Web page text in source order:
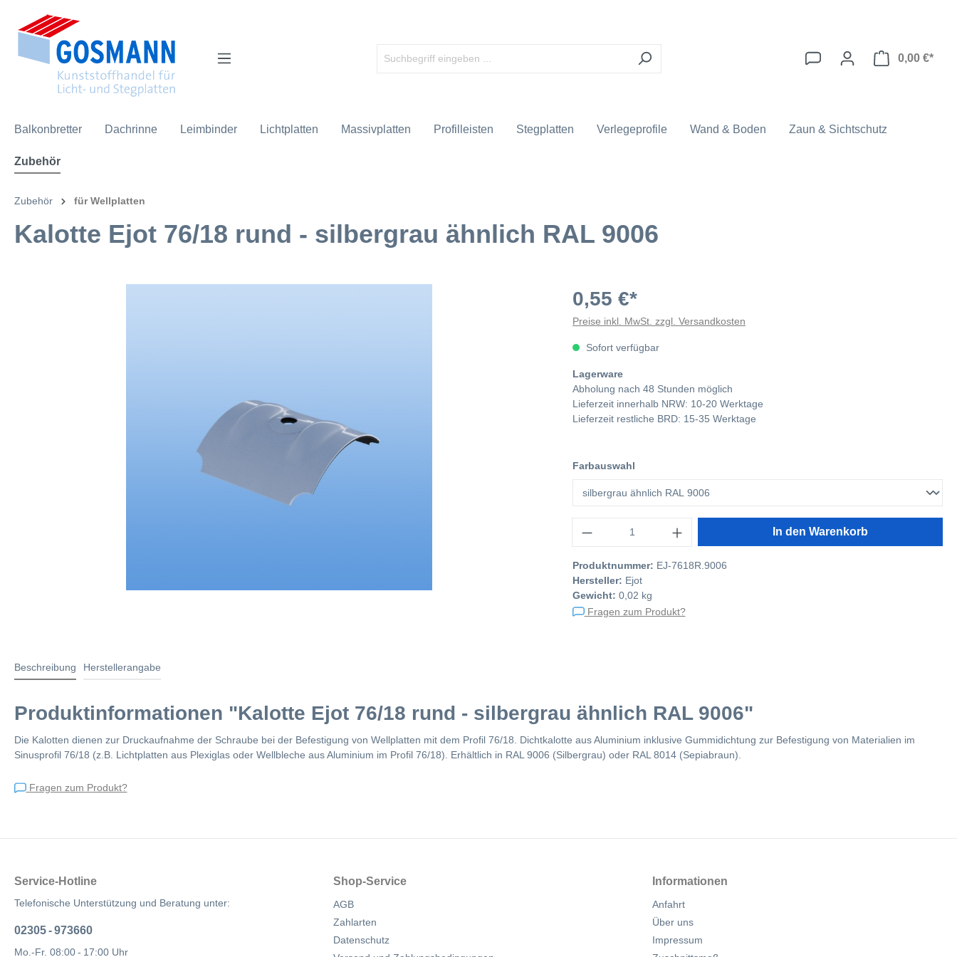
springen
0,00 €*
Balkonbretter Dachrinne Leimbinder Lichtplatten Massivplatten Profilleisten Stegplatten Verlegeprofile Wand & Boden Zaun & Sichtschutz
Zubehör
Zubehör für Wellplatten
Kalotte Ejot 76/18 rund - silbergrau ähnlich RAL 9006
0,55 €*
Preise inkl. MwSt. zzgl. Versandkosten
Sofort verfügbar
Lagerware
Abholung nach 48 Stunden möglich
Lieferzeit innerhalb NRW: 10-20 Werktage
Lieferzeit restliche BRD: 15-35 Werktage
Farbauswahl
In den Warenkorb
Produktnummer: EJ-7618R.9006
Hersteller: Ejot
Gewicht: 0,02 kg
Fragen zum Produkt?
Beschreibung Herstellerangabe
Produktinformationen "Kalotte Ejot 76/18 rund - silbergrau ähnlich RAL 9006"
Die Kalotten dienen zur Druckaufnahme der Schraube bei der Befestigung von Wellplatten mit dem Profil 76/18. Dichtkalotte aus Aluminium inklusive Gummidichtung zur Befestigung von Materialien im
Sinusprofil 76/18 (z.B. Lichtplatten aus Plexiglas oder Wellbleche aus Aluminium im Profil 76/18). Erhältlich in RAL 9006 (Silbergrau) oder RAL 8014 (Sepiabraun).
Fragen zum Produkt?
Service-Hotline
Telefonische Unterstützung und Beratung unter:
02305 - 973660
Mo.-Fr. 08:00 - 17:00 Uhr
Shop-Service
AGB
Zahlarten
Datenschutz
Informationen
Anfahrt
Über uns
Impressum